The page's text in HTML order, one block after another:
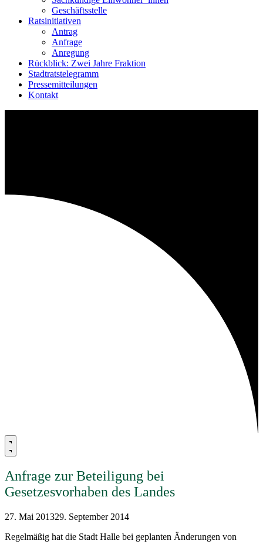
Geschäftsstelle
Ratsinitiativen
Antrag
Anfrage
Anregung
Rückblick: Zwei Jahre Fraktion
Stadtratstelegramm
Pressemitteilungen
Kontakt
Anfrage zur Beteiligung bei
Gesetzesvorhaben des Landes
27. Mai 201329. September 2014
Regelmäßig hat die Stadt Halle bei geplanten Änderungen von